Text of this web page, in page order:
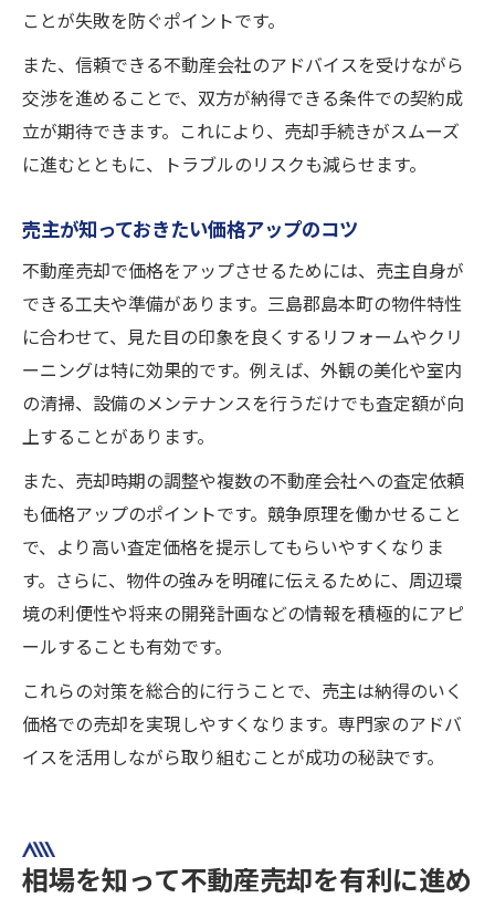
ことが失敗を防ぐポイントです。
また、信頼できる不動産会社のアドバイスを受けながら
交渉を進めることで、双方が納得できる条件での契約成
立が期待できます。これにより、売却手続きがスムーズ
に進むとともに、トラブルのリスクも減らせます。
売主が知っておきたい価格アップのコツ
不動産売却で価格をアップさせるためには、売主自身が
できる工夫や準備があります。三島郡島本町の物件特性
に合わせて、見た目の印象を良くするリフォームやクリ
ーニングは特に効果的です。例えば、外観の美化や室内
の清掃、設備のメンテナンスを行うだけでも査定額が向
上することがあります。
また、売却時期の調整や複数の不動産会社への査定依頼
も価格アップのポイントです。競争原理を働かせること
で、より高い査定価格を提示してもらいやすくなりま
す。さらに、物件の強みを明確に伝えるために、周辺環
境の利便性や将来の開発計画などの情報を積極的にアピ
ールすることも有効です。
これらの対策を総合的に行うことで、売主は納得のいく
価格での売却を実現しやすくなります。専門家のアドバ
イスを活用しながら取り組むことが成功の秘訣です。
相場を知って不動産売却を有利に進め